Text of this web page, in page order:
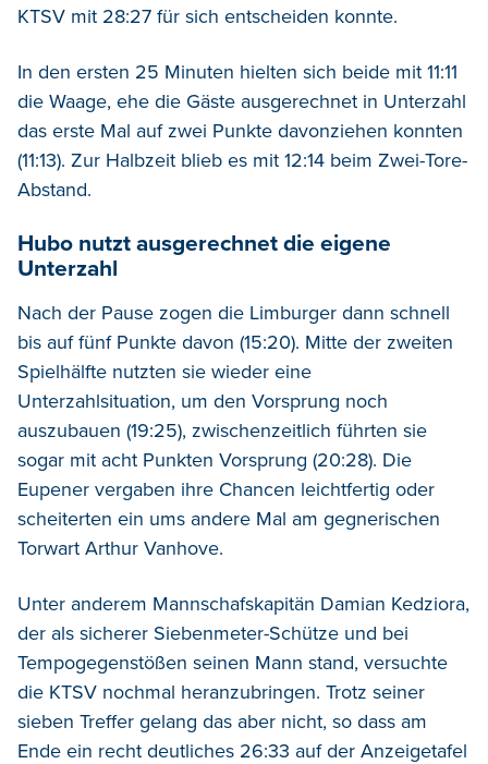
KTSV mit 28:27 für sich entscheiden konnte.
In den ersten 25 Minuten hielten sich beide mit 11:11
die Waage, ehe die Gäste ausgerechnet in Unterzahl
das erste Mal auf zwei Punkte davonziehen konnten
(11:13). Zur Halbzeit blieb es mit 12:14 beim Zwei-Tore-
Abstand.
Hubo nutzt ausgerechnet die eigene
Unterzahl
Nach der Pause zogen die Limburger dann schnell
bis auf fünf Punkte davon (15:20). Mitte der zweiten
Spielhälfte nutzten sie wieder eine
Unterzahlsituation, um den Vorsprung noch
auszubauen (19:25), zwischenzeitlich führten sie
sogar mit acht Punkten Vorsprung (20:28). Die
Eupener vergaben ihre Chancen leichtfertig oder
scheiterten ein ums andere Mal am gegnerischen
Torwart Arthur Vanhove.
Unter anderem Mannschafskapitän Damian Kedziora,
der als sicherer Siebenmeter-Schütze und bei
Tempogegenstößen seinen Mann stand, versuchte
die KTSV nochmal heranzubringen. Trotz seiner
sieben Treffer gelang das aber nicht, so dass am
Ende ein recht deutliches 26:33 auf der Anzeigetafel